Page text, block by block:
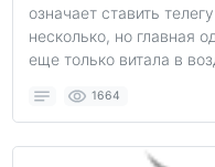
означает ставить
несколько, но главная
еще только витала в
1664